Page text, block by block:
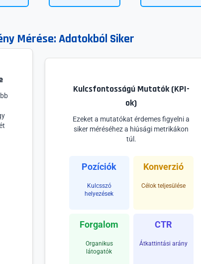
Mérése: Adatokból Siker
Kulcsfontosságú Mutatók (KPI-
ok)
Ezeket a mutatókat érdemes figyelni a
siker méréséhez a hiúsági metrikákon
túl.
Pozíciók
Kulcsszó
helyezések
Konverzió
Célok teljesülése
Forgalom
Organikus
látogatók
CTR
Átkattintási arány